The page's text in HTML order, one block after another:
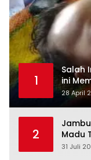
1
Salah
ini
28 April
2
Madu
31 Juli